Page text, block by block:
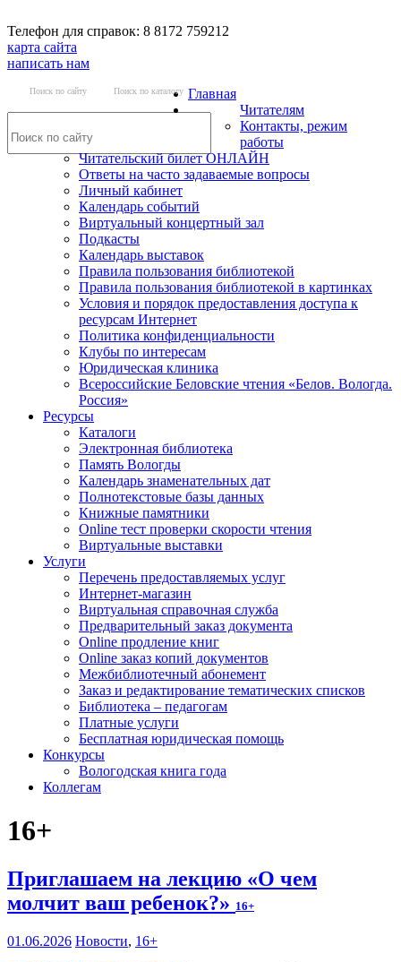
Телефон для справок: 8 8172 759212
карта сайта
написать нам
Поиск по сайту Поиск по каталогу Главная
Читателям
Контакты, режим
работы
Читательский билет ОНЛАЙН
Ответы на часто задаваемые вопросы
Личный кабинет
Календарь событий
Виртуальный концертный зал
Подкасты
Календарь выставок
Правила пользования библиотекой
Правила пользования библиотекой в картинках
Условия и порядок предоставления доступа к
ресурсам Интернет
Политика конфиденциальности
Клубы по интересам
Юридическая клиника
Всероссийские Беловские чтения «Белов. Вологда.
Россия»
Ресурсы
Каталоги
Электронная библиотека
Память Вологды
Календарь знаменательных дат
Полнотекстовые базы данных
Книжные памятники
Online тест проверки скорости чтения
Виртуальные выставки
Услуги
Перечень предоставляемых услуг
Интернет-магазин
Виртуальная справочная служба
Предварительный заказ документа
Online продление книг
Online заказ копий документов
Межбиблиотечный абонемент
Заказ и редактирование тематических списков
Библиотека – педагогам
Платные услуги
Бесплатная юридическая помощь
Конкурсы
Вологодская книга года
Коллегам
16+
Приглашаем на лекцию «О чем
молчит ваш ребенок?» 16+
01.06.2026 Новости, 16+